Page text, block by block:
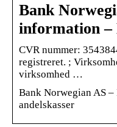
Bank
information –
CVR nummer:
registreret. ;
virksomhed …
Bank Norwegian AS –
andelskasser